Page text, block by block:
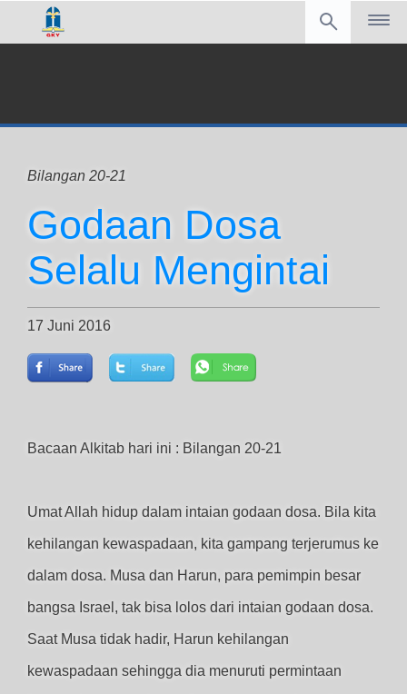
Bilangan 20-21
Godaan Dosa
Selalu Mengintai
17 Juni 2016
Bacaan Alkitab hari ini : Bilangan 20-21
Umat Allah hidup dalam intaian godaan dosa. Bila kita
kehilangan kewaspadaan, kita gampang terjerumus ke
dalam dosa. Musa dan Harun, para pemimpin besar
bangsa Israel, tak bisa lolos dari intaian godaan dosa.
Saat Musa tidak hadir, Harun kehilangan
kewaspadaan sehingga dia menuruti permintaan